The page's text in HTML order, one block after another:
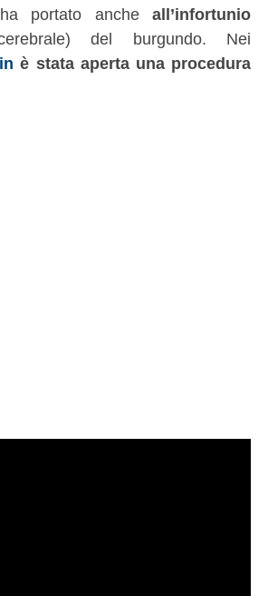
ha portato ancheall’infortunio
del burgundo. Nei
è stata aperta una procedura